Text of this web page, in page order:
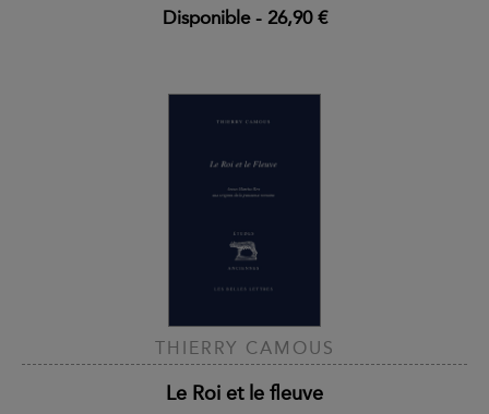
Disponible- 26,90 €
THIERRY CAMOUS
Le Roi et le fleuve